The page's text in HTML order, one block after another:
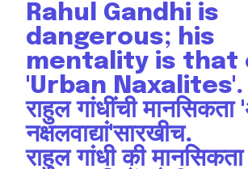
Rahul Gandhi is
dangerous; his
mentality is that
'Urban Naxalites'.
राहुल गांधींची मानसिकता
नक्षलवाद्यां'सारखीच.
राहुल गांधी की